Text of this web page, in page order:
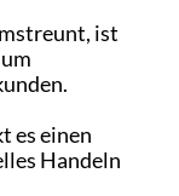
ist
es einen
Handeln